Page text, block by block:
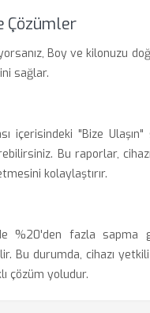
Çözümler
Boy ve kilonuzu
sağlar.
içerisindeki "Bize
Bu raporlar,
kolaylaştırır.
%20'den fazla sapma
Bu durumda, cihazı
çözüm yoludur.